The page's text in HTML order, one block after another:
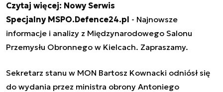
Czytaj więcej: Nowy Serwis
Specjalny MSPO.Defence24.pl - Najnowsze
informacje i analizy z Międzynarodowego Salonu
Przemysłu Obronnego w Kielcach. Zapraszamy.
Sekretarz stanu w MON Bartosz Kownacki odniósł się
do wydania przez ministra obrony Antoniego